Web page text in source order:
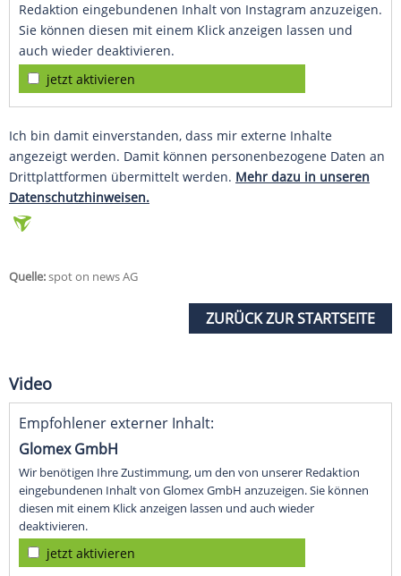
Redaktion eingebundenen Inhalt von Instagram anzuzeigen.
Sie können diesen mit einem Klick anzeigen lassen und
auch wieder deaktivieren.
jetzt aktivieren
Ich bin damit einverstanden, dass mir externe Inhalte
angezeigt werden. Damit können personenbezogene Daten an
Drittplattformen übermittelt werden. Mehr dazu in unseren
Datenschutzhinweisen.
Quelle:spot on news AG
ZURÜCK ZUR STARTSEITE
Video
Empfohlener externer Inhalt:
Glomex GmbH
Wir benötigen Ihre Zustimmung, um den von unserer Redaktion
eingebundenen Inhalt von Glomex GmbH anzuzeigen. Sie können
diesen mit einem Klick anzeigen lassen und auch wieder
deaktivieren.
jetzt aktivieren